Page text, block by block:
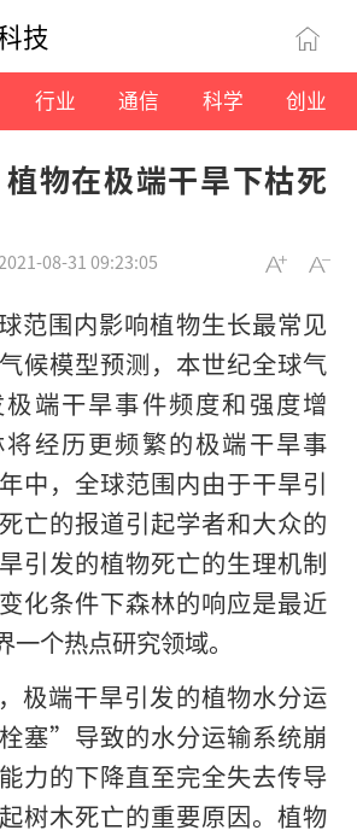
技
行业 通信 科学 创业
物在极端干旱下枯死
08-31 09:23:05
范围内影响植物生长最常见
候模型预测，本世纪全球气
端干旱事件频度和强度增
经历更频繁的极端干旱事
中，全球范围内由于干旱引
亡的报道引起学者和大众的
引发的植物死亡的生理机制
化条件下森林的响应是最近
个热点研究领域。
极端干旱引发的植物水分运
塞”导致的水分运输系统崩
力的下降直至完全失去传导
树木死亡的重要原因。植物